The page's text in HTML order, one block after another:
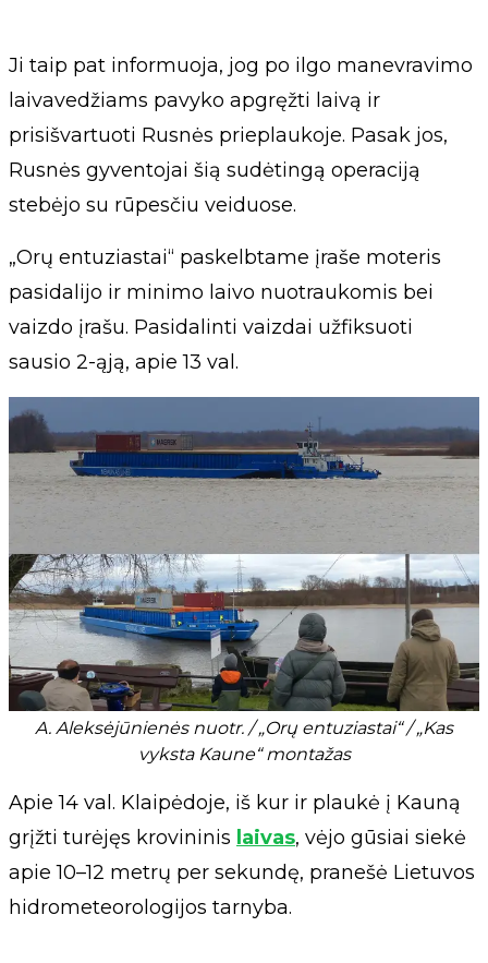
Ji taip pat informuoja, jog po ilgo manevravimo
laivavedžiams pavyko apgręžti laivą ir
prisišvartuoti Rusnės prieplaukoje. Pasak jos,
Rusnės gyventojai šią sudėtingą operaciją
stebėjo su rūpesčiu veiduose.
„Orų entuziastai“ paskelbtame įraše moteris
pasidalijo ir minimo laivo nuotraukomis bei
vaizdo įrašu. Pasidalinti vaizdai užfiksuoti
sausio 2-ąją, apie 13 val.
A. Aleksėjūnienės nuotr. / „Orų entuziastai“ / „Kas
vyksta Kaune“ montažas
Apie 14 val. Klaipėdoje, iš kur ir plaukė į Kauną
grįžti turėjęs krovininis laivas, vėjo gūsiai siekė
apie 10–12 metrų per sekundę, pranešė Lietuvos
hidrometeorologijos tarnyba.